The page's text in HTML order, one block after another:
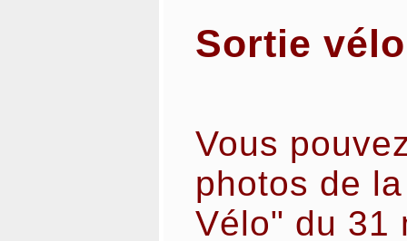
Sortie
Vous
photos de
Vélo" du 31